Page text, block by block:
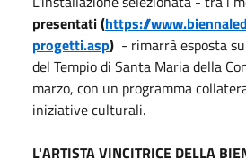
presentati (https://
progetti.asp) - rimarrà esposta
del Tempio di Santa Maria della
marzo, con un programma
iniziative culturali.
L'ARTISTA VINCITRICE DELLA